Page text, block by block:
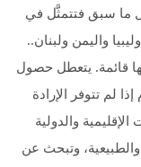
ما سبق فتتمثَّل في
واليمن ولبنان..
قائمة. يتعطل حصول
لم تتوفر الإرادة
والدولية
والطبيعية، وتبحث عن